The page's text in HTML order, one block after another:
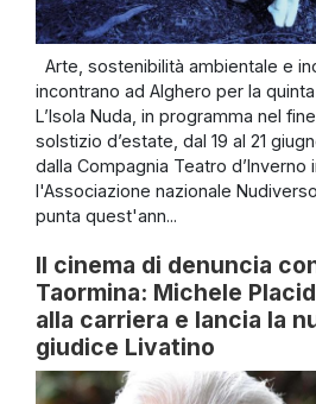
Arte, sostenibilità ambientale e
incontrano ad Alghero per la
L’Isola Nuda, in programma nel
solstizio d’estate, dal 19 al 21
dalla Compagnia Teatro d’Inverno
l'Associazione nazionale
punta quest'ann...
Il cinema di denuncia
Taormina: Michele
alla carriera e lancia la
giudice Livatino